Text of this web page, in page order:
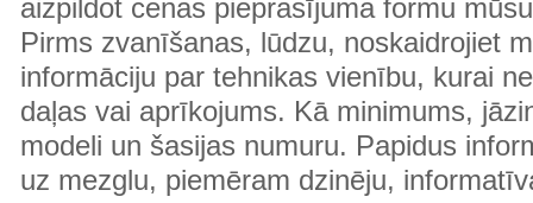
aizpildot cenas pieprasījuma formu
Pirms zvanīšanas, lūdzu, noskaidrojiet
informāciju par tehnikas vienību, kurai
daļas vai aprīkojums. Kā minimums,
modeli un šasijas numuru. Papidus
uz mezglu, piemēram dzinēju,